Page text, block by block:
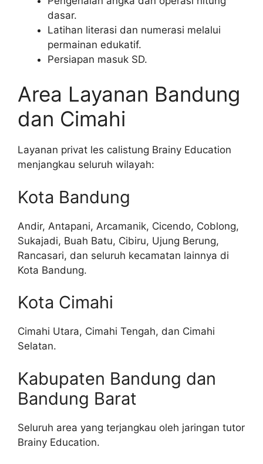
dasar.
Latihan literasi dan numerasi melalui
permainan edukatif.
Persiapan masuk SD.
Area Layanan Bandung
dan Cimahi
Layanan privat les calistung Brainy Education
menjangkau seluruh wilayah:
Kota Bandung
Andir, Antapani, Arcamanik, Cicendo, Coblong,
Sukajadi, Buah Batu, Cibiru, Ujung Berung,
Rancasari, dan seluruh kecamatan lainnya di
Kota Bandung.
Kota Cimahi
Cimahi Utara, Cimahi Tengah, dan Cimahi
Selatan.
Kabupaten Bandung dan
Bandung Barat
Seluruh area yang terjangkau oleh jaringan tutor
Brainy Education.